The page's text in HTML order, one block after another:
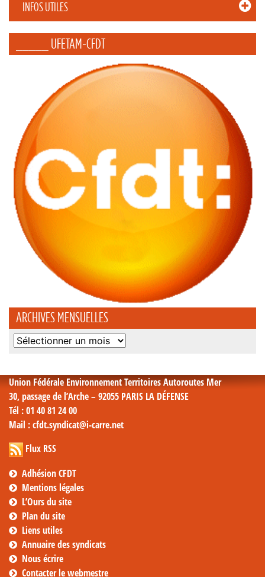
INFOS UTILES
_____ UFETAM-CFDT
ARCHIVES MENSUELLES
Archives
Union Fédérale Environnement Territoires Autoroutes Mer
30, passage de l’Arche – 92055 PARIS LA DÉFENSE
Tél : 01 40 81 24 00
Mail : cfdt.syndicat@i-carre.net
Flux RSS
Adhésion CFDT
Mentions légales
L’Ours du site
Plan du site
Liens utiles
Annuaire des syndicats
Nous écrire
Contacter le webmestre